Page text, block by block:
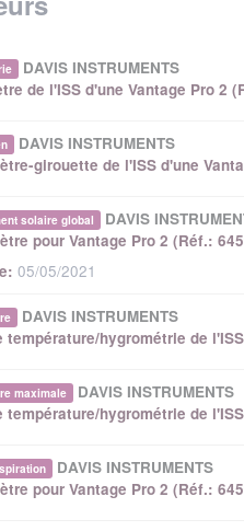
DAVIS INSTRUMENTS
de l'ISS d'une Vantage Pro 2
DAVIS INSTRUMENTS
girouette de l'ISS d'une
solaire global
DAVIS
pour Vantage Pro 2 (Réf.:
05/05/2021
DAVIS INSTRUMENTS
température/hygrométrie de
maximale
DAVIS INSTRUMENTS
température/hygrométrie de
DAVIS INSTRUMENTS
pour Vantage Pro 2 (Réf.: